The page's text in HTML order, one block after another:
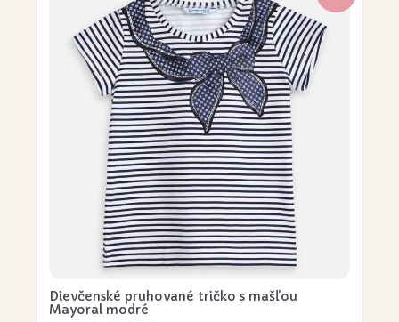
Dievčenské pruhované tričko s mašľou
Mayoral modré